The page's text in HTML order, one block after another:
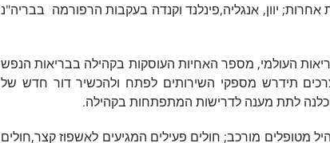
יוון, אנגליה,פינלנד וקנדה בעקבות הרפורמה בבריה"נ
העולמי, מספר האחיות העוסקות בקהילה בבריאות הנפש
תידרש מספקי השירותים לפתח ולהכשיר דור חדש של
לתת מענה לדרישות המתפתחות בקהילה.
מטופלים מורכב; חולים פעילים המגיעים לאשפוז קצר,חולים